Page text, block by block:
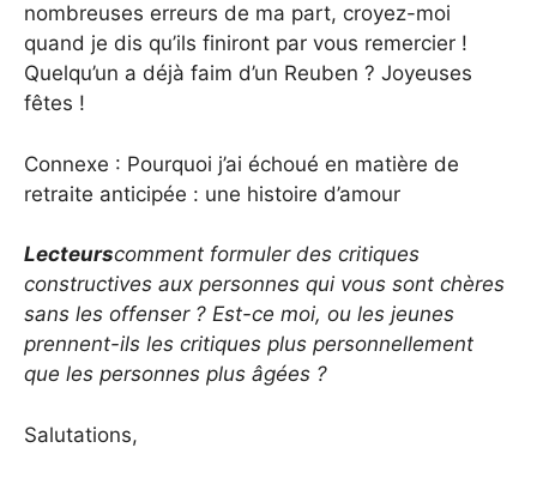
nombreuses erreurs de ma part, croyez-moi
quand je dis qu’ils finiront par vous remercier !
Quelqu’un a déjà faim d’un Reuben ? Joyeuses
fêtes !
Connexe : Pourquoi j’ai échoué en matière de
retraite anticipée : une histoire d’amour
Lecteurscomment formuler des critiques
constructives aux personnes qui vous sont chères
sans les offenser ? Est-ce moi, ou les jeunes
prennent-ils les critiques plus personnellement
que les personnes plus âgées ?
Salutations,